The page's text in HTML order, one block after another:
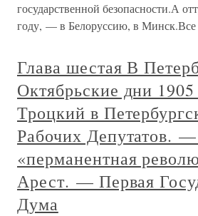
государственной безопасности.А
году, — в Белоруссию, в Минск.Все
Глава шестая В
Октябрьские дни
Троцкий в
Рабочих Депутатов.
«перманентная
Арест. — Первая
Дума